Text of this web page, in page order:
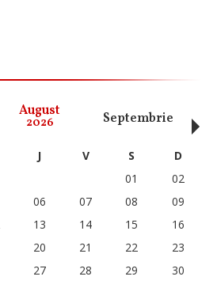
August
2026 Septembrie
J V S
D
01
02
06 07 08
09
13 14 15
16
20 21 22
23
27 28 29
30